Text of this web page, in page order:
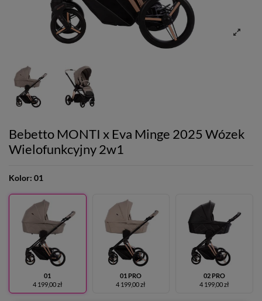
Bebetto MONTI x Eva Minge 2025 Wózek
Wielofunkcyjny 2w1
Kolor: 01
01
4 199,00 zł
01 PRO
4 199,00 zł
02 PRO
4 199,00 zł